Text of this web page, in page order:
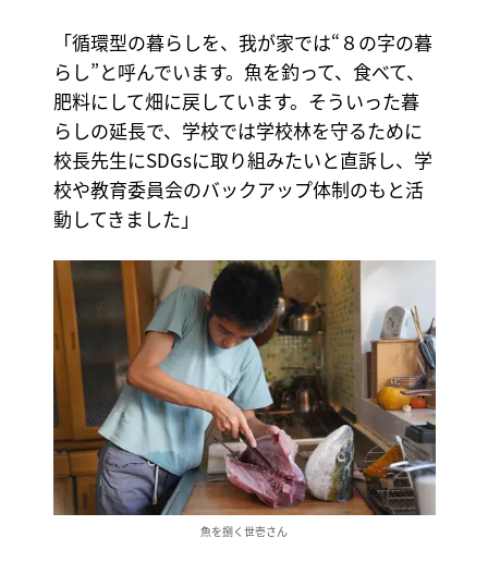
「循環型の暮らしを、我が家では“８の字の暮
らし”と呼んでいます。魚を釣って、食べて、
肥料にして畑に戻しています。そういった暮
らしの延長で、学校では学校林を守るために
校長先生にSDGsに取り組みたいと直訴し、学
校や教育委員会のバックアップ体制のもと活
動してきました」
魚を捌く世壱さん